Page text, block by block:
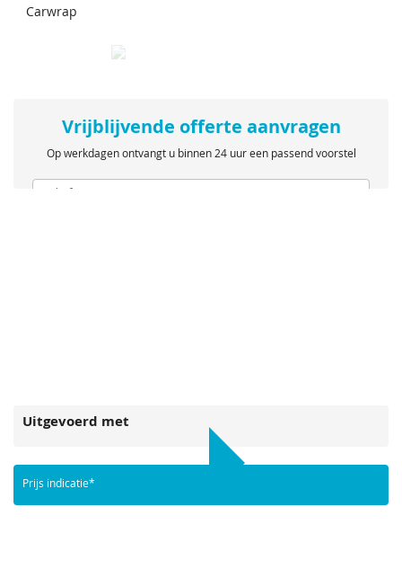
Carwrap
Vrijblijvende offerte aanvragen
Op werkdagen ontvangt u binnen 24 uur een passend voorstel
Upload bestand
Uitgevoerd met
Prijs indicatie*